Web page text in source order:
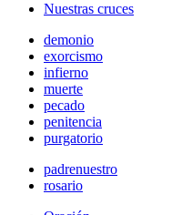
Nuestras cruces
demonio
exorcismo
infierno
muerte
pecado
penitencia
purgatorio
padrenuestro
rosario